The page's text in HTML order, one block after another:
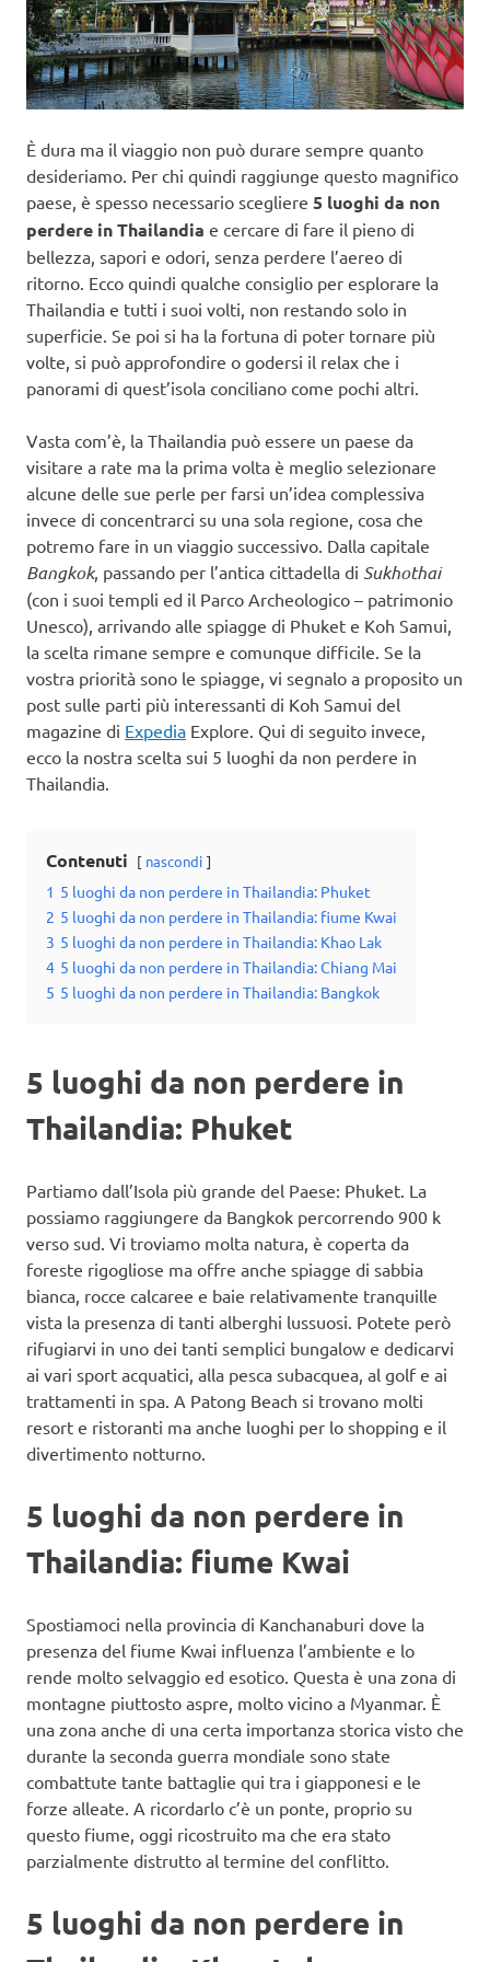
È dura ma il viaggio non può durare sempre quanto
desideriamo. Per chi quindi raggiunge questo magnifico
paese, è spesso necessario scegliere 5 luoghi da non
perdere in Thailandia e cercare di fare il pieno di
bellezza, sapori e odori, senza perdere l’aereo di
ritorno. Ecco quindi qualche consiglio per esplorare la
Thailandia e tutti i suoi volti, non restando solo in
superficie. Se poi si ha la fortuna di poter tornare più
volte, si può approfondire o godersi il relax che i
panorami di quest’isola conciliano come pochi altri.
Vasta com’è, la Thailandia può essere un paese da
visitare a rate ma la prima volta è meglio selezionare
alcune delle sue perle per farsi un’idea complessiva
invece di concentrarci su una sola regione, cosa che
potremo fare in un viaggio successivo. Dalla capitale
Bangkok, passando per l’antica cittadella di Sukhothai
(con i suoi templi ed il Parco Archeologico – patrimonio
Unesco), arrivando alle spiagge di Phuket e Koh Samui,
la scelta rimane sempre e comunque difficile. Se la
vostra priorità sono le spiagge, vi segnalo a proposito un
post sulle parti più interessanti di Koh Samui del
magazine di Expedia Explore. Qui di seguito invece,
ecco la nostra scelta sui 5 luoghi da non perdere in
Thailandia.
Contenuti nascondi
1 5 luoghi da non perdere in Thailandia: Phuket
2 5 luoghi da non perdere in Thailandia: fiume Kwai
3 5 luoghi da non perdere in Thailandia: Khao Lak
4 5 luoghi da non perdere in Thailandia: Chiang Mai
5 5 luoghi da non perdere in Thailandia: Bangkok
5 luoghi da non perdere in
Thailandia: Phuket
Partiamo dall’Isola più grande del Paese: Phuket. La
possiamo raggiungere da Bangkok percorrendo 900 k
verso sud. Vi troviamo molta natura, è coperta da
foreste rigogliose ma offre anche spiagge di sabbia
bianca, rocce calcaree e baie relativamente tranquille
vista la presenza di tanti alberghi lussuosi. Potete però
rifugiarvi in uno dei tanti semplici bungalow e dedicarvi
ai vari sport acquatici, alla pesca subacquea, al golf e ai
trattamenti in spa. A Patong Beach si trovano molti
resort e ristoranti ma anche luoghi per lo shopping e il
divertimento notturno.
5 luoghi da non perdere in
Thailandia: fiume Kwai
Spostiamoci nella provincia di Kanchanaburi dove la
presenza del fiume Kwai influenza l’ambiente e lo
rende molto selvaggio ed esotico. Questa è una zona di
montagne piuttosto aspre, molto vicino a Myanmar. È
una zona anche di una certa importanza storica visto che
durante la seconda guerra mondiale sono state
combattute tante battaglie qui tra i giapponesi e le
forze alleate. A ricordarlo c’è un ponte, proprio su
questo fiume, oggi ricostruito ma che era stato
parzialmente distrutto al termine del conflitto.
5 luoghi da non perdere in